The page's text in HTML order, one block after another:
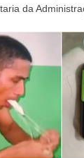
da